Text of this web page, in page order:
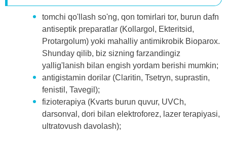
tomchi qo'llash so'ng, qon tomirlari tor, burun dafn
antiseptik preparatlar (Kollargol, Ekteritsid,
Protargolum) yoki mahalliy antimikrobik Bioparox.
Shunday qilib, biz sizning farzandingiz
yallig'lanish bilan engish yordam berishi mumkin;
antigistamin dorilar (Claritin, Tsetryn, suprastin,
fenistil, Tavegil);
fizioterapiya (Kvarts burun quvur, UVCh,
darsonval, dori bilan elektroforez, lazer terapiyasi,
ultratovush davolash);